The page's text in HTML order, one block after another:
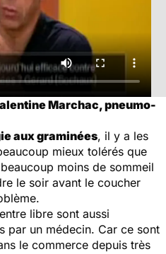
Marchac, pneumo-
aux graminées, il y a les
mieux tolérés que
moins de sommeil
le soir avant le coucher
libre sont aussi
par un médecin. Car ce sont
le commerce depuis très